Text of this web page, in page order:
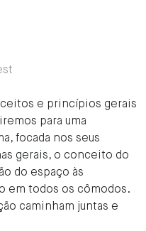
e princípios gerais
para uma
focada nos seus
gerais, o conceito do
do espaço às
em todos os cômodos.
caminham juntas e